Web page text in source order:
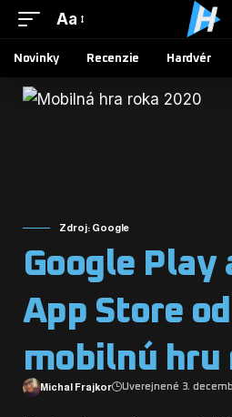
Aa
Novinky Recenzie Hardvér
Zdroj: Google
Google Play
App Store
mobilnú hru
Michal Frajkor Uverejnené 3.